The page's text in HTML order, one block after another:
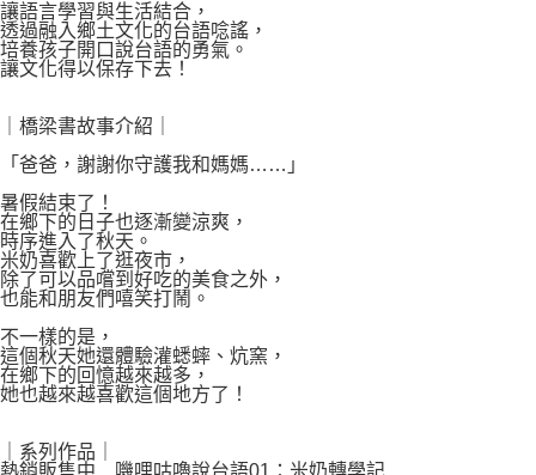
讓語言學習與生活結合，
透過融入鄉土文化的台語唸謠，
培養孩子開口說台語的勇氣。
讓文化得以保存下去！
｜橋梁書故事介紹｜
「爸爸，謝謝你守護我和媽媽……」
暑假結束了！
在鄉下的日子也逐漸變涼爽，
時序進入了秋天。
米奶喜歡上了逛夜市，
除了可以品嚐到好吃的美食之外，
也能和朋友們嘻笑打鬧。
不一樣的是，
這個秋天她還體驗灌蟋蟀、炕窯，
在鄉下的回憶越來越多，
她也越來越喜歡這個地方了！
｜系列作品｜
熱銷販售中 嘰哩咕嚕說台語01：米奶轉學記